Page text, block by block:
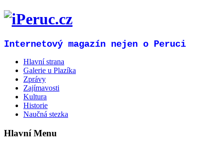
Internetový magazín nejen o Peruci
Hlavní strana
Galerie u Plazíka
Zprávy
Zajímavosti
Kultura
Historie
Naučná stezka
Hlavní Menu